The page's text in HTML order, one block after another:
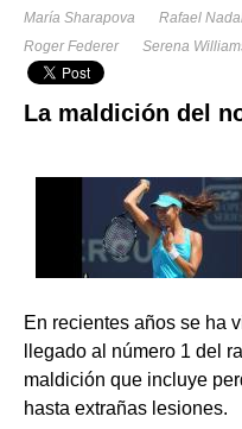
María Sharapova
Rafael
Roger Federer
Serena
La maldición del
En recientes años se ha
llegado al número 1 del
maldición que incluye
hasta extrañas lesiones.